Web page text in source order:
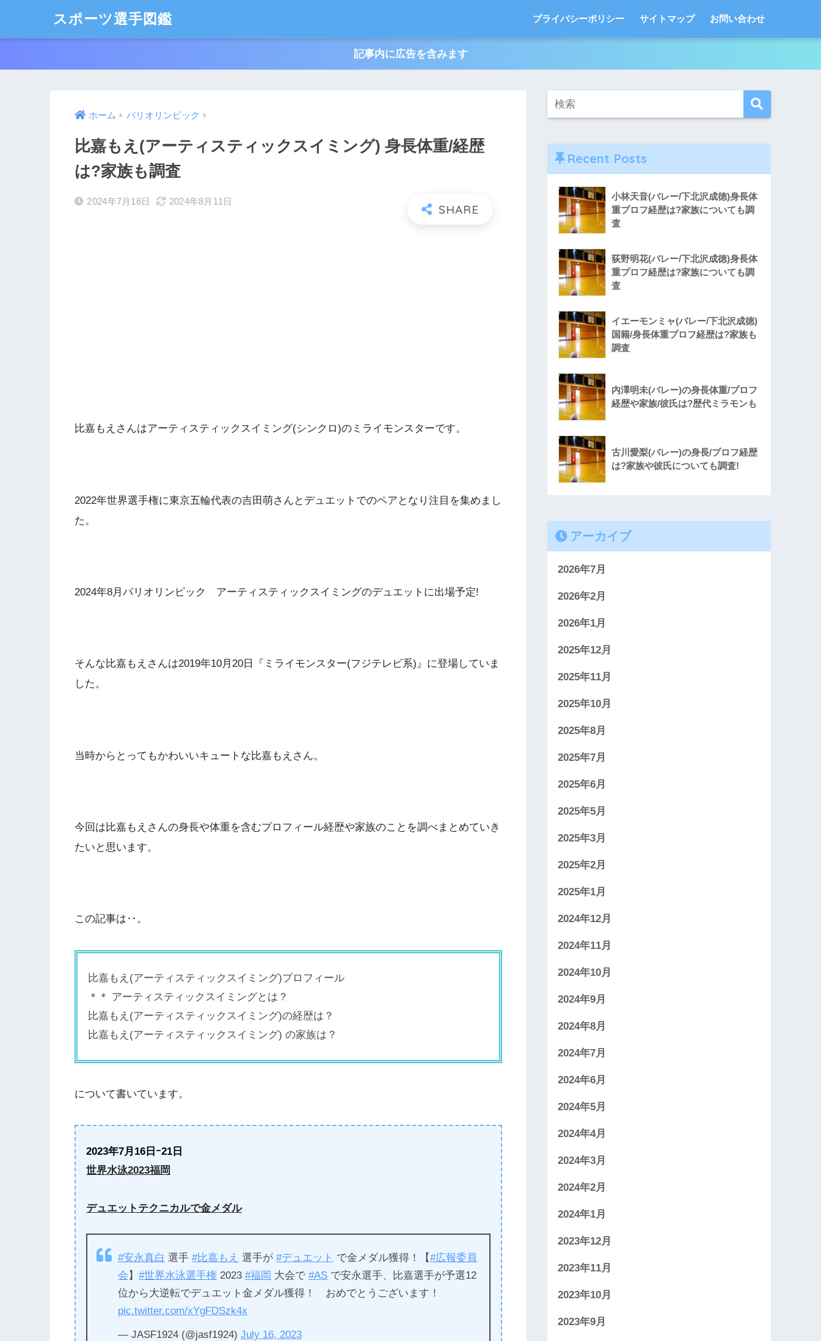
スポーツ選手図鑑 プライバシーポリシー サイトマップ お問い合わせ
記事内に広告を含みます
ホーム パリオリンピック
比嘉もえ(アーティスティックスイミング) 身長体重/経歴
は?家族も調査
2024年7月16日 2024年8月11日
比嘉もえさんはアーティスティックスイミング(シンクロ)のミライモンスターです。
2022年世界選手権に東京五輪代表の吉田萌さんとデュエットでのペアとなり注目を集めまし
た。
2024年8月パリオリンピック アーティスティックスイミングのデュエットに出場予定!
そんな比嘉もえさんは2019年10月20日『ミライモンスター(フジテレビ系)』に登場していま
した。
当時からとってもかわいいキュートな比嘉もえさん。
今回は比嘉もえさんの身長や体重を含むプロフィール経歴や家族のことを調べまとめていき
たいと思います。
この記事は‥。
比嘉もえ(アーティスティックスイミング)プロフィール
＊＊ アーティスティックスイミングとは？
比嘉もえ(アーティスティックスイミング)の経歴は？
比嘉もえ(アーティスティックスイミング) の家族は？
について書いています。
2023年7月16日ｰ21日
世界水泳2023福岡
デュエットテクニカルで金メダル
#安永真白 選手#比嘉もえ 選手が#デュエット で金メダル獲得！【#広報委員
会 】#世界水泳選手権 2023#福岡 大会で#AS で安永選手、比嘉選手が予選12
位から大逆転でデュエット金メダル獲得！ おめでとうございます！
pic.twitter.com/xYgFDSzk4x
— JASF1924 (@jasf1924)July 16, 2023
Recent Posts
小林天音(バレー/下北沢成徳)身長体
重プロフ経歴は?家族についても調
査
荻野明花(バレー/下北沢成徳)身長体
重プロフ経歴は?家族についても調
査
イエーモンミャ(バレー/下北沢成徳)
国籍/身長体重プロフ経歴は?家族も
調査
内澤明未(バレー)の身長体重/プロフ
経歴や家族/彼氏は?歴代ミラモンも
古川愛梨(バレー)の身長/プロフ経歴
は?家族や彼氏についても調査!
アーカイブ
2026年7月
2026年2月
2026年1月
2025年12月
2025年11月
2025年10月
2025年8月
2025年7月
2025年6月
2025年5月
2025年3月
2025年2月
2025年1月
2024年12月
2024年11月
2024年10月
2024年9月
2024年8月
2024年7月
2024年6月
2024年5月
2024年4月
2024年3月
2024年2月
2024年1月
2023年12月
2023年11月
2023年10月
2023年9月